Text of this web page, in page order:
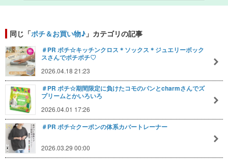
同じ「ポチ＆お買い物♪ 」カテゴリの記事
＃PR ポチ☆キッチンクロス＊ソックス＊ジュエリーボック
スさんでポチポチ♡
2026.04.18 21:23
＃PR ポチ☆期間限定に負けたコモのパンとcharmさんでズ
プリームとかいろいろ
2026.04.01 17:26
＃PR ポチ☆クーポンの体系カバートレーナー
2026.03.29 00:00